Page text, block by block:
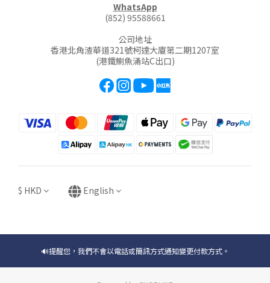
WhatsApp
(852) 95588661
公司地址
香港北角渣華道321號柯達大廈第二期1207室
(港鐵鰂魚涌站C出口)
$ HKD English
🔊提醒您，我們不會以電話或簡訊方式通知變更付款方式。